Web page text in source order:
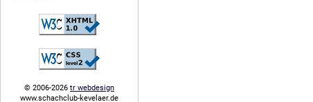
© 2006-2026 tr webdesign
www.schachclub-kevelaer.de